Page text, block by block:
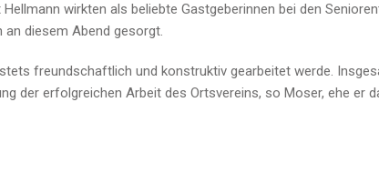
wirkten als beliebte Gastgeberinnen bei den
an diesem Abend gesorgt.
freundschaftlich und konstruktiv gearbeitet werde.
der erfolgreichen Arbeit des Ortsvereins, so Moser, ehe er